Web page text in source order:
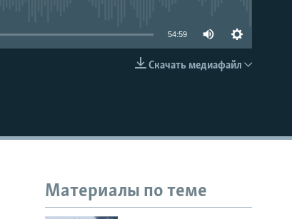
EMBED
54:59
Скачать медиафайл
Материалы по теме